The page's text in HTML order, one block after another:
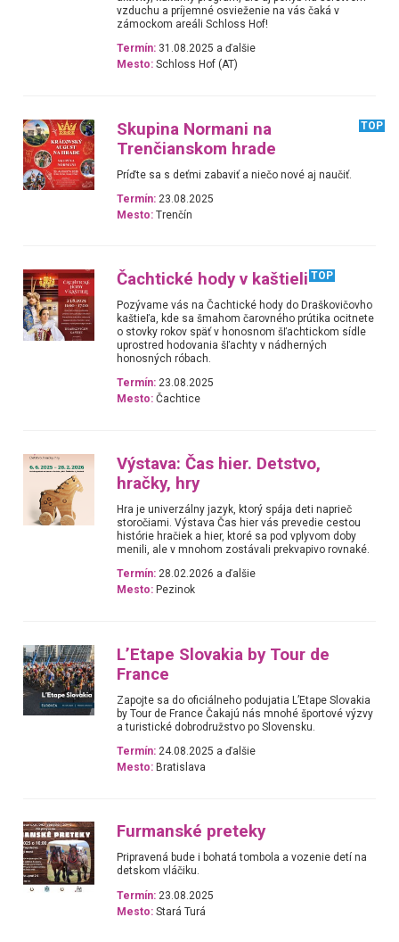
vzduchu a príjemné osvieženie na vás čaká v
zámockom areáli Schloss Hof!
Termín: 31.08.2025 a ďalšie
Mesto: Schloss Hof (AT)
Skupina Normani na
Trenčianskom hrade
TOP
Príďte sa s deťmi zabaviť a niečo nové aj naučiť.
Termín: 23.08.2025
Mesto: Trenčín
Čachtické hody v kaštieli TOP
Pozývame vás na Čachtické hody do Draškovičovho
kaštieľa, kde sa šmahom čarovného prútika ocitnete
o stovky rokov späť v honosnom šľachtickom sídle
uprostred hodovania šľachty v nádherných
honosných róbach.
Termín: 23.08.2025
Mesto: Čachtice
Výstava: Čas hier. Detstvo,
hračky, hry
Hra je univerzálny jazyk, ktorý spája deti naprieč
storočiami. Výstava Čas hier vás prevedie cestou
histórie hračiek a hier, ktoré sa pod vplyvom doby
menili, ale v mnohom zostávali prekvapivo rovnaké.
Termín: 28.02.2026 a ďalšie
Mesto: Pezinok
L’Etape Slovakia by Tour de
France
Zapojte sa do oficiálneho podujatia L’Etape Slovakia
by Tour de France Čakajú nás mnohé športové výzvy
a turistické dobrodružstvo po Slovensku.
Termín: 24.08.2025 a ďalšie
Mesto: Bratislava
Furmanské preteky
Pripravená bude i bohatá tombola a vozenie detí na
detskom vláčiku.
Termín: 23.08.2025
Mesto: Stará Turá